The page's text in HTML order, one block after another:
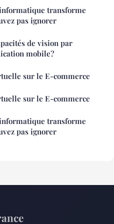
transforme
pas ignorer
de vision par
mobile?
sur le E-commerce
sur le E-commerce
transforme
pas ignorer